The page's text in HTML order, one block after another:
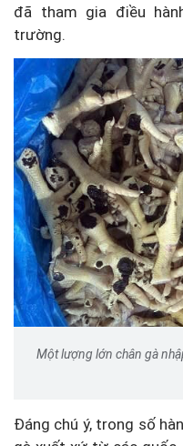
đã tham gia điều
trường.
Một lượng lớn chân gà
Đáng chú ý, trong số